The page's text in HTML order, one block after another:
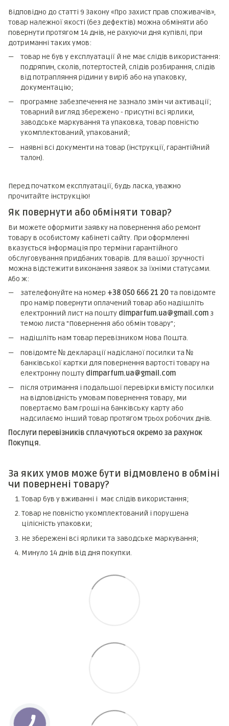
Відповідно до статті 9 Закону «Про захист прав споживачів»,
товар належної якості (без дефектів) можна обміняти або
повернути протягом 14 днів, не рахуючи дня купівлі, при
дотриманні таких умов:
товар не був у експлуатації й не має слідів використання:
подряпин, сколів, потертостей, слідів розбирання, слідів
від потрапляння рідини у виріб або на упаковку,
документацію;
програмне забезпечення не зазнало змін чи активації;
товарний вигляд збережено - присутні всі ярлики,
заводське маркування та упаковка, товар повністю
укомплектований, упакований;
наявні всі документи на товар (інструкції, гарантійний
талон).
Перед початком експлуатації, будь ласка, уважно
прочитайте інструкцію!
Як повернути або обміняти товар?
Ви можете оформити заявку на повернення або ремонт
товару в особистому кабінеті сайту. При оформленні
вказується інформація про терміни гарантійного
обслуговування придбаних товарів. Для вашої зручності
можна відстежити виконання заявок за їхніми статусами.
Або ж:
зателефонуйте на номер +38 050 666 21 20 та повідомте
про намір повернути оплачений товар або надішліть
електронний лист на пошту dimparfum.ua@gmail.com з
темою листа "Повернення або обмін товару";
надішліть нам товар перевізником Нова Пошта.
повідомте № декларації надісланої посилки та №
банківської картки для повернення вартості товару на
електронну пошту dimparfum.ua@gmail.com
після отримання і подальшої перевірки вмісту посилки
на відповідність умовам повернення товару, ми
повертаємо Вам гроші на банківську карту або
надсилаємо інший товар протягом трьох робочих днів.
Послуги перевізників сплачуються окремо за рахунок
Покупця.
За яких умов може бути відмовлено в обміні
чи повернені товару?
Товар був у вживанні і має слідів використання;
Товар не повністю укомплектований і порушена
цілісність упаковки;
Не збережені всі ярлики та заводське маркування;
Минуло 14 днів від дня покупки.